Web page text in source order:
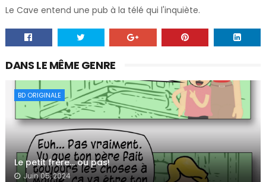
Le Cave entend une pub à la télé qui l'inquiète.
DANS LE MÊME GENRE
BD ORIGINALE
Le petit frère… ou pas!
Juin 05, 2024